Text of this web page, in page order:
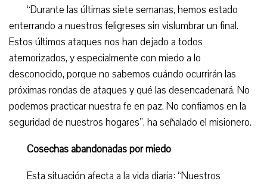
“Durante las últimas siete semanas, hemos estado
enterrando a nuestros feligreses sin vislumbrar un final.
Estos últimos ataques nos han dejado a todos
atemorizados, y especialmente con miedo a lo
desconocido, porque no sabemos cuándo ocurrirán las
próximas rondas de ataques y qué las desencadenará. No
podemos practicar nuestra fe en paz. No confiamos en la
seguridad de nuestros hogares”, ha señalado el misionero.
Cosechas abandonadas por miedo
Esta situación afecta a la vida diaria: “Nuestros